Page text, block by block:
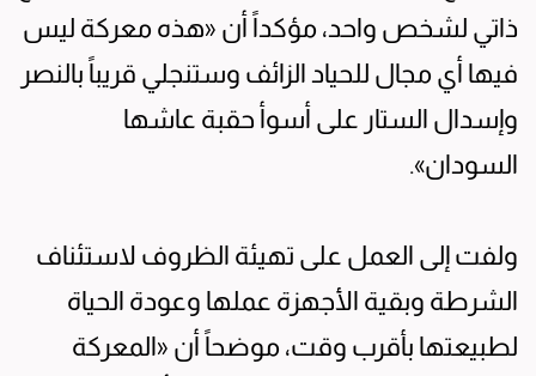
ذاتي لشخص واحد، مؤكداً أن «هذه معركة ليس
فيها أي مجال للحياد الزائف وستنجلي قريباً بالنصر
وإسدال الستار على أسوأ حقبة عاشها
السودان».
ولفت إلى العمل على تهيئة الظروف لاستئناف
الشرطة وبقية الأجهزة عملها وعودة الحياة
لطبيعتها بأقرب وقت، موضحاً أن «المعركة